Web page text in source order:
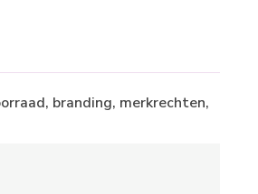
branding, merkrechten,